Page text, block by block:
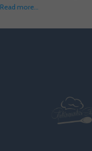
Read more…